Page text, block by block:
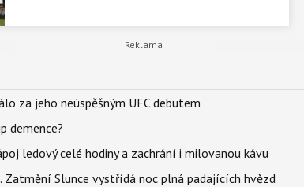
z nich přitom zapomíná počítat s důležitou
proměnnou, kterou je návratnost jejich investice.
za jeho neúspěšným UFC debutem
demence?
ledový celé hodiny a zachrání i milovanou kávu
Zatmění Slunce vystřídá noc plná padajících hvězd